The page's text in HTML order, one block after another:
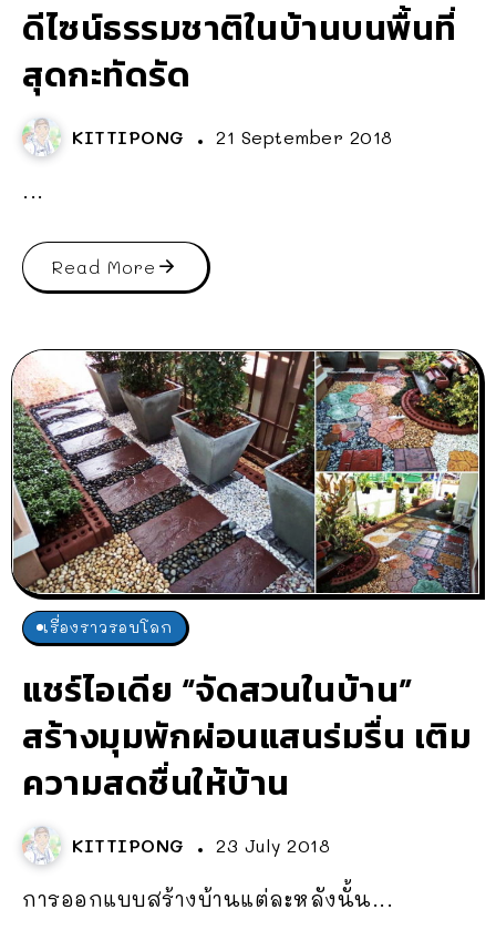
ดีไซน์ธรรมชาติในบ้านบนพื้นที่
สุดกะทัดรัด
KITTIPONG 21 September 2018
...
Read More
เรื่องราวรอบโลก
แชร์ไอเดีย “จัดสวนในบ้าน”
สร้างมุมพักผ่อนแสนร่มรื่น เติม
ความสดชื่นให้บ้าน
KITTIPONG 23 July 2018
การออกแบบสร้างบ้านแต่ละหลังนั้น...